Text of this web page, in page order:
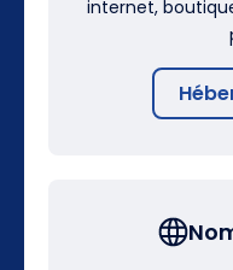
internet,